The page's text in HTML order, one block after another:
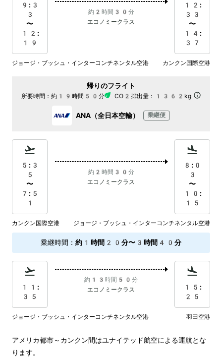
9:3
3
〜
12:
19
約2時間30分
エコノミークラス
12:
33
〜
14:
37
ジョージ・ブッシュ・インターコンチネンタル空港 カンクン国際空港
帰りのフライト
所要時間： 約19時間50分 CO2排出量： 1362kg
ANA（全日本空輸） 乗継便
5:3
5
〜
7:5
1
約2時間30分
エコノミークラス
8:0
3
〜
10:
15
カンクン国際空港 ジョージ・ブッシュ・インターコンチネンタル空港
乗継時間 ： 約1時間20分〜3時間40分
11:
35
約13時間50分
エコノミークラス
15:
25
ジョージ・ブッシュ・インターコンチネンタル空港 羽田空港
アメリカ都市～カンクン間はユナイテッド航空による運航とな
ります。